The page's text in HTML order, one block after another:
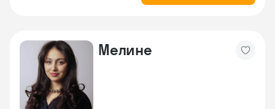
Мелине